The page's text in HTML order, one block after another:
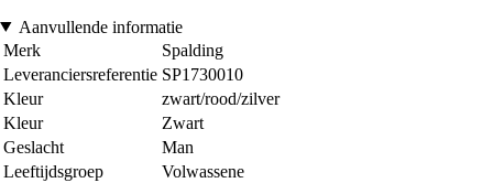
Aanvullende informatie
Merk
Spalding
Leveranciersreferentie SP1730010
Kleur
zwart/rood/zilver
Kleur
Zwart
Geslacht
Man
Leeftijdsgroep
Volwassene